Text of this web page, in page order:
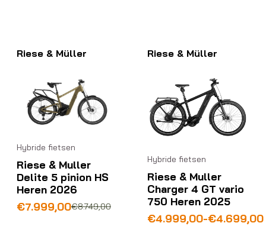
Riese & Müller
Hybride fietsen
Riese & Muller
Delite 5 pinion HS
Heren 2026
€8.749,00
Oorspronkelijke
€7.999,00
Huidige
Riese & Müller
Hybride fietsen
Riese & Muller
Charger 4 GT vario
750 Heren 2025
€4.699,00
-
€4.999,00
Prijsklasse: